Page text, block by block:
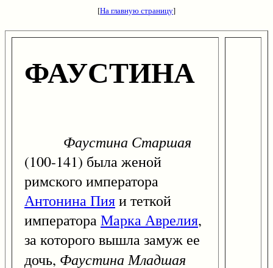
[На главную страницу]
ФАУСТИНА
Фаустина Старшая
(100-141) была женой
римского императора
Антонина Пияи теткой
императораМарка Аврелия,
за которого вышла замуж ее
дочь, Фаустина Младшая